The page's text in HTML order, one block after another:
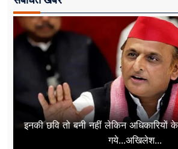
इनकी छवि तो बनी नहीं लेकिन
गये...अखिलेश...